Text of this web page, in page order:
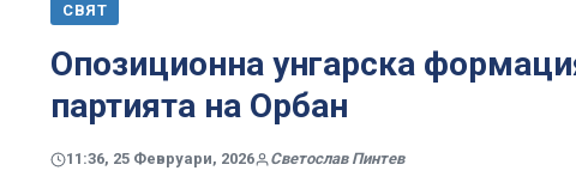
СВЯТ
Опозиционна унгарска
партията на Орбан
11:36, 25 Февруари, 2026 Светослав Пинтев